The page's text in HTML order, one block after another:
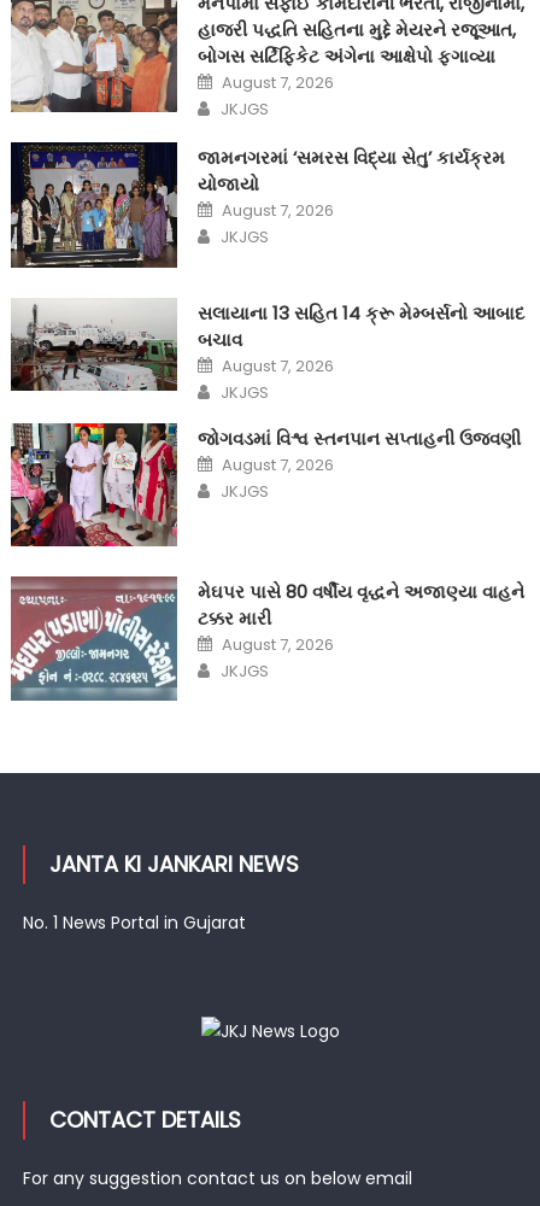
હાજરી પદ્ધતિ સહિતના મુદ્દે મેયરને રજૂઆત,
બોગસ સર્ટિફિકેટ અંગેના આક્ષેપો ફગાવ્યા
Posted
on
August 7, 2026
Author
JKJGS
જામનગરમાં ‘સમરસ વિદ્યા સેતુ’ કાર્યક્રમ
યોજાયો
Posted
on
August 7, 2026
Author
JKJGS
સલાયાના 13 સહિત 14 ક્રૂ મેમ્બર્સનો આબાદ
બચાવ‎
Posted
on
August 7, 2026
Author
JKJGS
જોગવડમાં વિશ્વ સ્તનપાન સપ્તાહની ઉજવણી
Posted
on
August 7, 2026
Author
JKJGS
મેઘપર પાસે 80 વર્ષીય વૃદ્ધને અજાણ્યા વાહને
ટક્કર મારી
Posted
on
August 7, 2026
Author
JKJGS
JANTA KI JANKARI NEWS
No. 1 News Portal in Gujarat
CONTACT DETAILS
For any suggestion contact us on below email